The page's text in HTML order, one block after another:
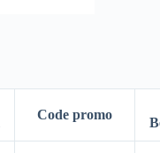
Code promo